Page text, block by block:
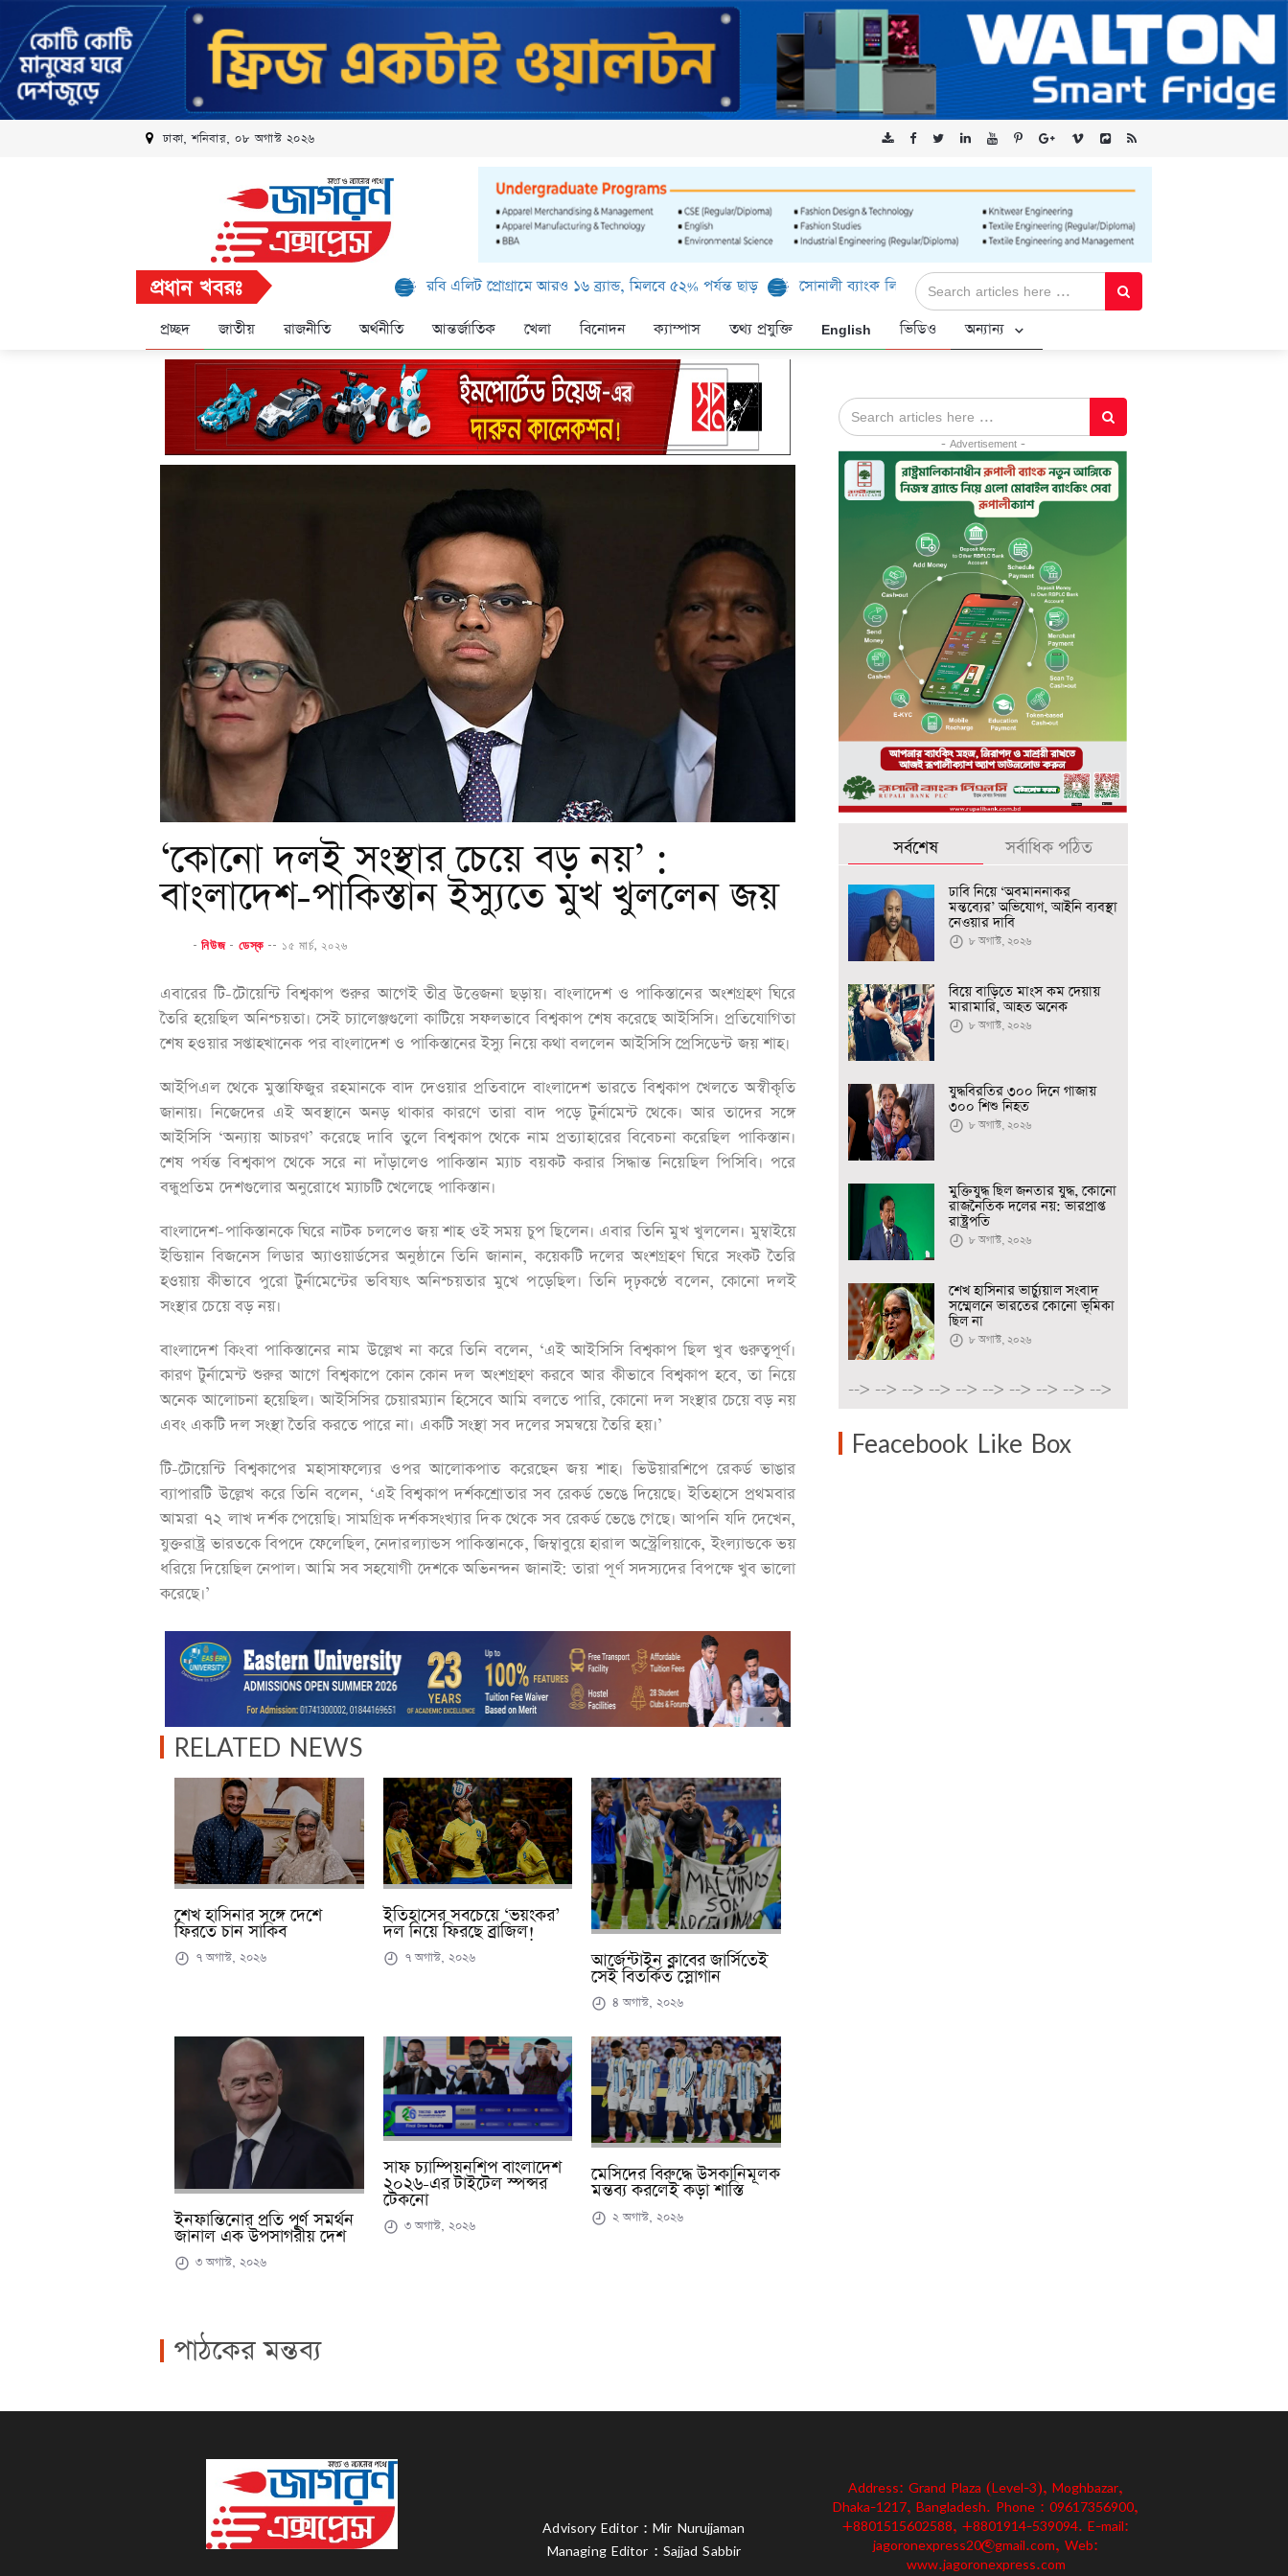
ঢাকা, শনিবার, ০৮ অগাস্ট ২০২৬
প্রধান খবরঃ রবি এলিট প্রোগ্রামে আরও ১৬ ব্র্যান্ড, মিলবে ৫২% পর্যন্ত ছাড় সোনালী ব্যাংক লিমিটেড-এর ‘কৃষক কার্ড’ কর্মসূচির জন্য সুরক্ষিত সংযোগ প্রদান করছে এক্সেনটেক
প্রচ্ছদ জাতীয় রাজনীতি অর্থনীতি আন্তর্জাতিক খেলা বিনোদন ক্যাম্পাস তথ্য প্রযুক্তি English ভিডিও অন্যান্য
‘কোনো দলই সংস্থার চেয়ে বড় নয়’ :
বাংলাদেশ-পাকিস্তান ইস্যুতে মুখ খুললেন জয়
-নিউজ- ডেস্ক -- ১৫ মার্চ, ২০২৬
এবারের টি-টোয়েন্টি বিশ্বকাপ শুরুর আগেই তীব্র উত্তেজনা ছড়ায়। বাংলাদেশ ও পাকিস্তানের অংশগ্রহণ ঘিরে
তৈরি হয়েছিল অনিশ্চয়তা। সেই চ্যালেঞ্জগুলো কাটিয়ে সফলভাবে বিশ্বকাপ শেষ করেছে আইসিসি। প্রতিযোগিতা
শেষ হওয়ার সপ্তাহখানেক পর বাংলাদেশ ও পাকিস্তানের ইস্যু নিয়ে কথা বললেন আইসিসি প্রেসিডেন্ট জয় শাহ।
আইপিএল থেকে মুস্তাফিজুর রহমানকে বাদ দেওয়ার প্রতিবাদে বাংলাদেশ ভারতে বিশ্বকাপ খেলতে অস্বীকৃতি
জানায়। নিজেদের এই অবস্থানে অনড় থাকার কারণে তারা বাদ পড়ে টুর্নামেন্ট থেকে। আর তাদের সঙ্গে
আইসিসি ‘অন্যায় আচরণ’ করেছে দাবি তুলে বিশ্বকাপ থেকে নাম প্রত্যাহারের বিবেচনা করেছিল পাকিস্তান।
শেষ পর্যন্ত বিশ্বকাপ থেকে সরে না দাঁড়ালেও পাকিস্তান ম্যাচ বয়কট করার সিদ্ধান্ত নিয়েছিল পিসিবি। পরে
বন্ধুপ্রতিম দেশগুলোর অনুরোধে ম্যাচটি খেলেছে পাকিস্তান।
বাংলাদেশ-পাকিস্তানকে ঘিরে নাটক চললেও জয় শাহ ওই সময় চুপ ছিলেন। এবার তিনি মুখ খুললেন। মুম্বাইয়ে
ইন্ডিয়ান বিজনেস লিডার অ্যাওয়ার্ডসের অনুষ্ঠানে তিনি জানান, কয়েকটি দলের অংশগ্রহণ ঘিরে সংকট তৈরি
হওয়ায় কীভাবে পুরো টুর্নামেন্টের ভবিষ্যৎ অনিশ্চয়তার মুখে পড়েছিল। তিনি দৃঢ়কণ্ঠে বলেন, কোনো দলই
সংস্থার চেয়ে বড় নয়।
বাংলাদেশ কিংবা পাকিস্তানের নাম উল্লেখ না করে তিনি বলেন, ‘এই আইসিসি বিশ্বকাপ ছিল খুব গুরুত্বপূর্ণ।
কারণ টুর্নামেন্ট শুরুর আগে বিশ্বকাপে কোন কোন দল অংশগ্রহণ করবে আর কীভাবে বিশ্বকাপ হবে, তা নিয়ে
অনেক আলোচনা হয়েছিল। আইসিসির চেয়ারম্যান হিসেবে আমি বলতে পারি, কোনো দল সংস্থার চেয়ে বড় নয়
এবং একটি দল সংস্থা তৈরি করতে পারে না। একটি সংস্থা সব দলের সমন্বয়ে তৈরি হয়।’
টি-টোয়েন্টি বিশ্বকাপের মহাসাফল্যের ওপর আলোকপাত করেছেন জয় শাহ। ভিউয়ারশিপে রেকর্ড ভাঙার
ব্যাপারটি উল্লেখ করে তিনি বলেন, ‘এই বিশ্বকাপ দর্শকশ্রোতার সব রেকর্ড ভেঙে দিয়েছে। ইতিহাসে প্রথমবার
আমরা ৭২ লাখ দর্শক পেয়েছি। সামগ্রিক দর্শকসংখ্যার দিক থেকে সব রেকর্ড ভেঙে গেছে। আপনি যদি দেখেন,
যুক্তরাষ্ট্র ভারতকে বিপদে ফেলেছিল, নেদারল্যান্ডস পাকিস্তানকে, জিম্বাবুয়ে হারাল অস্ট্রেলিয়াকে, ইংল্যান্ডকে ভয়
ধরিয়ে দিয়েছিল নেপাল। আমি সব সহযোগী দেশকে অভিনন্দন জানাই: তারা পূর্ণ সদস্যদের বিপক্ষে খুব ভালো
করেছে।’
RELATED NEWS
শেখ হাসিনার সঙ্গে দেশে
ফিরতে চান সাকিব
৭ অগাস্ট, ২০২৬
ইতিহাসের সবচেয়ে ‘ভয়ংকর’
দল নিয়ে ফিরছে ব্রাজিল!
৭ অগাস্ট, ২০২৬ আর্জেন্টাইন ক্লাবের জার্সিতেই
সেই বিতর্কিত স্লোগান
৪ অগাস্ট, ২০২৬
ইনফান্তিনোর প্রতি পূর্ণ সমর্থন
জানাল এক উপসাগরীয় দেশ
৩ অগাস্ট, ২০২৬
সাফ চ্যাম্পিয়নশিপ বাংলাদেশ
২০২৬-এর টাইটেল স্পন্সর
টেকনো
৩ অগাস্ট, ২০২৬
মেসিদের বিরুদ্ধে উসকানিমূলক
মন্তব্য করলেই কড়া শাস্তি
২ অগাস্ট, ২০২৬
পাঠকের মন্তব্য
- Advertisement -
সর্বশেষ সর্বাধিক পঠিত
ঢাবি নিয়ে ‘অবমাননাকর
মন্তব্যের’ অভিযোগ, আইনি ব্যবস্থা
নেওয়ার দাবি
৮ অগাস্ট, ২০২৬
বিয়ে বাড়িতে মাংস কম দেয়ায়
মারামারি, আহত অনেক
৮ অগাস্ট, ২০২৬
যুদ্ধবিরতির ৩০০ দিনে গাজায়
৩০০ শিশু নিহত
৮ অগাস্ট, ২০২৬
মুক্তিযুদ্ধ ছিল জনতার যুদ্ধ, কোনো
রাজনৈতিক দলের নয়: ভারপ্রাপ্ত
রাষ্ট্রপতি
৮ অগাস্ট, ২০২৬
শেখ হাসিনার ভার্চ্যুয়াল সংবাদ
সম্মেলনে ভারতের কোনো ভূমিকা
ছিল না
৮ অগাস্ট, ২০২৬
--> --> --> --> --> --> --> --> --> -->
Feacebook Like Box
Advisory Editor : Mir Nurujjaman
Managing Editor : Sajjad Sabbir
Address: Grand Plaza (Level-3), Moghbazar,
Dhaka-1217, Bangladesh. Phone : 09617356900,
+8801515602588, +8801914-539094. E-mail:
jagoronexpress20@gmail.com, Web:
www.jagoronexpress.com